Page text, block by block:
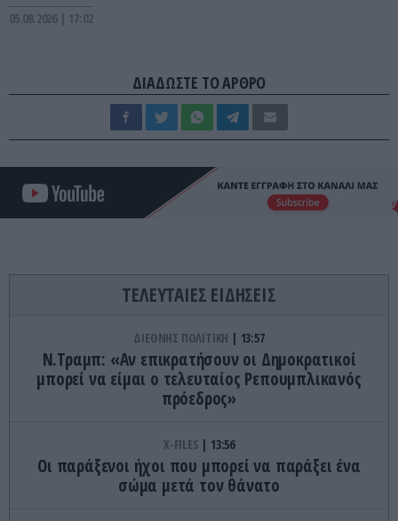
05.08.2026 | 17:02
ΔΙΑΔΩΣΤΕ ΤΟ ΑΡΘΡΟ
ΤΕΛΕΥΤΑΙΕΣ ΕΙΔΗΣΕΙΣ
ΔΙΕΘΝΗΣ ΠΟΛΙΤΙΚΗ 13:57
Ν.Τραμπ: «Αν επικρατήσουν οι Δημοκρατικοί
μπορεί να είμαι ο τελευταίος Ρεπουμπλικανός
πρόεδρος»
X-FILES 13:56
Οι παράξενοι ήχοι που μπορεί να παράξει ένα
σώμα μετά τον θάνατο